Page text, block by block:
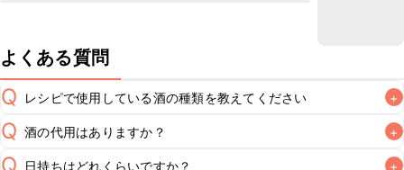
よくある質問
Q レシピで使用している酒の種類を教えてください +
A
Q 酒の代用はありますか？ +
日持ちはどれくらいですか？ +